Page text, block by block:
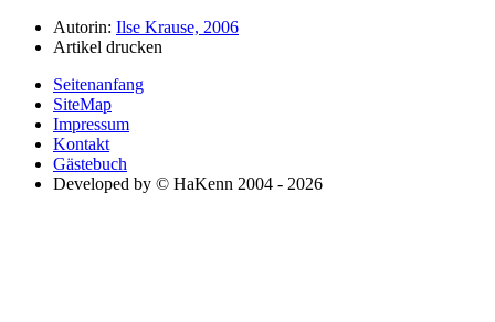
Autorin: Ilse Krause, 2006
Artikel drucken
Seitenanfang
SiteMap
Impressum
Kontakt
Gästebuch
Developed by © HaKenn 2004 - 2026